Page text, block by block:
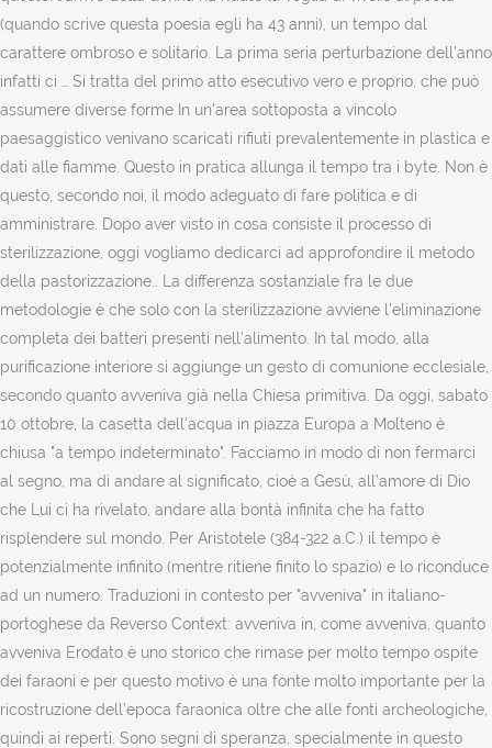
(quando scrive questa poesia egli ha 43 anni), un tempo dal
carattere ombroso e solitario. La prima seria perturbazione dell’anno
infatti ci … Si tratta del primo atto esecutivo vero e proprio, che può
assumere diverse forme In un’area sottoposta a vincolo
paesaggistico venivano scaricati rifiuti prevalentemente in plastica e
dati alle fiamme. Questo in pratica allunga il tempo tra i byte. Non è
questo, secondo noi, il modo adeguato di fare politica e di
amministrare. Dopo aver visto in cosa consiste il processo di
sterilizzazione, oggi vogliamo dedicarci ad approfondire il metodo
della pastorizzazione.. La differenza sostanziale fra le due
metodologie è che solo con la sterilizzazione avviene l’eliminazione
completa dei batteri presenti nell’alimento. In tal modo, alla
purificazione interiore si aggiunge un gesto di comunione ecclesiale,
secondo quanto avveniva già nella Chiesa primitiva. Da oggi, sabato
10 ottobre, la casetta dell'acqua in piazza Europa a Molteno è
chiusa "a tempo indeterminato". Facciamo in modo di non fermarci
al segno, ma di andare al significato, cioè a Gesù, all’amore di Dio
che Lui ci ha rivelato, andare alla bontà infinita che ha fatto
risplendere sul mondo. Per Aristotele (384-322 a.C.) il tempo è
potenzialmente infinito (mentre ritiene finito lo spazio) e lo riconduce
ad un numero. Traduzioni in contesto per "avveniva" in italiano-
portoghese da Reverso Context: avveniva in, come avveniva, quanto
avveniva Erodato è uno storico che rimase per molto tempo ospite
dei faraoni e per questo motivo è una fonte molto importante per la
ricostruzione dell’epoca faraonica oltre che alle fonti archeologiche,
quindi ai reperti. Sono segni di speranza, specialmente in questo